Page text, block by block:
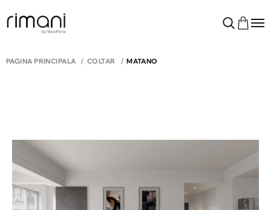
PAGINA PRINCIPALĂ COLTAR MATANO